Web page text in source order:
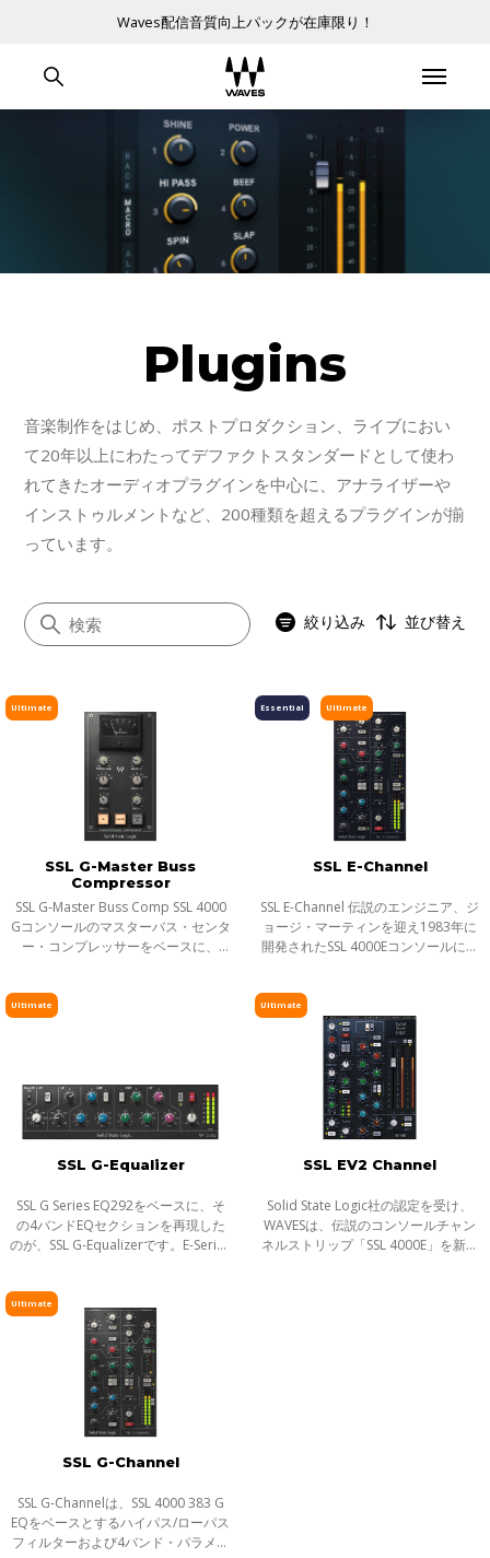
Waves配信音質向上パックが在庫限り！
Plugins
音楽制作をはじめ、ポストプロダクション、ライブにおい
て20年以上にわたってデファクトスタンダードとして使わ
れてきたオーディオプラグインを中心に、アナライザーや
インストゥルメントなど、200種類を超えるプラグインが揃
っています。
アナログモデリング
シグネイチャー
ノイズリダクション
インストゥルメント
Abbey Road
SSL 4000
絞り込み 並び替え
Ultimate
SSL G-Master Buss
Compressor
SSL G-Master Buss Comp SSL 4000
Gコンソールのマスターバス・センタ
ー・コンプレッサーをベースに、
Buss Compressorです。実機のコン
Ultimate
Essential
SSL E-Channel
SSL E-Channel 伝説のエンジニア、ジ
ョージ・マーティンを迎え1983年に
開発されたSSL 4000Eコンソールに搭
4バンド・パラメトリックEQを備え
るEQ
Ultimate
SSL G-Equalizer
SSL G Series EQ292をベースに、そ
の4バンドEQセクションを再現した
のが、SSL G-Equalizerです。E-Series
プリブースト・ディップ、プリカッ
ト・ラ
Ultimate
SSL EV2 Channel
Solid State Logic社の認定を受け、
WAVESは、伝説のコンソールチャン
ネルストリップ「SSL 4000E」を新た
Ultimate
SSL G-Channel
SSL G-Channelは、SSL 4000 383 G
EQをベースとするハイパス/ローパス
フィルターおよび4バンド・パラメト